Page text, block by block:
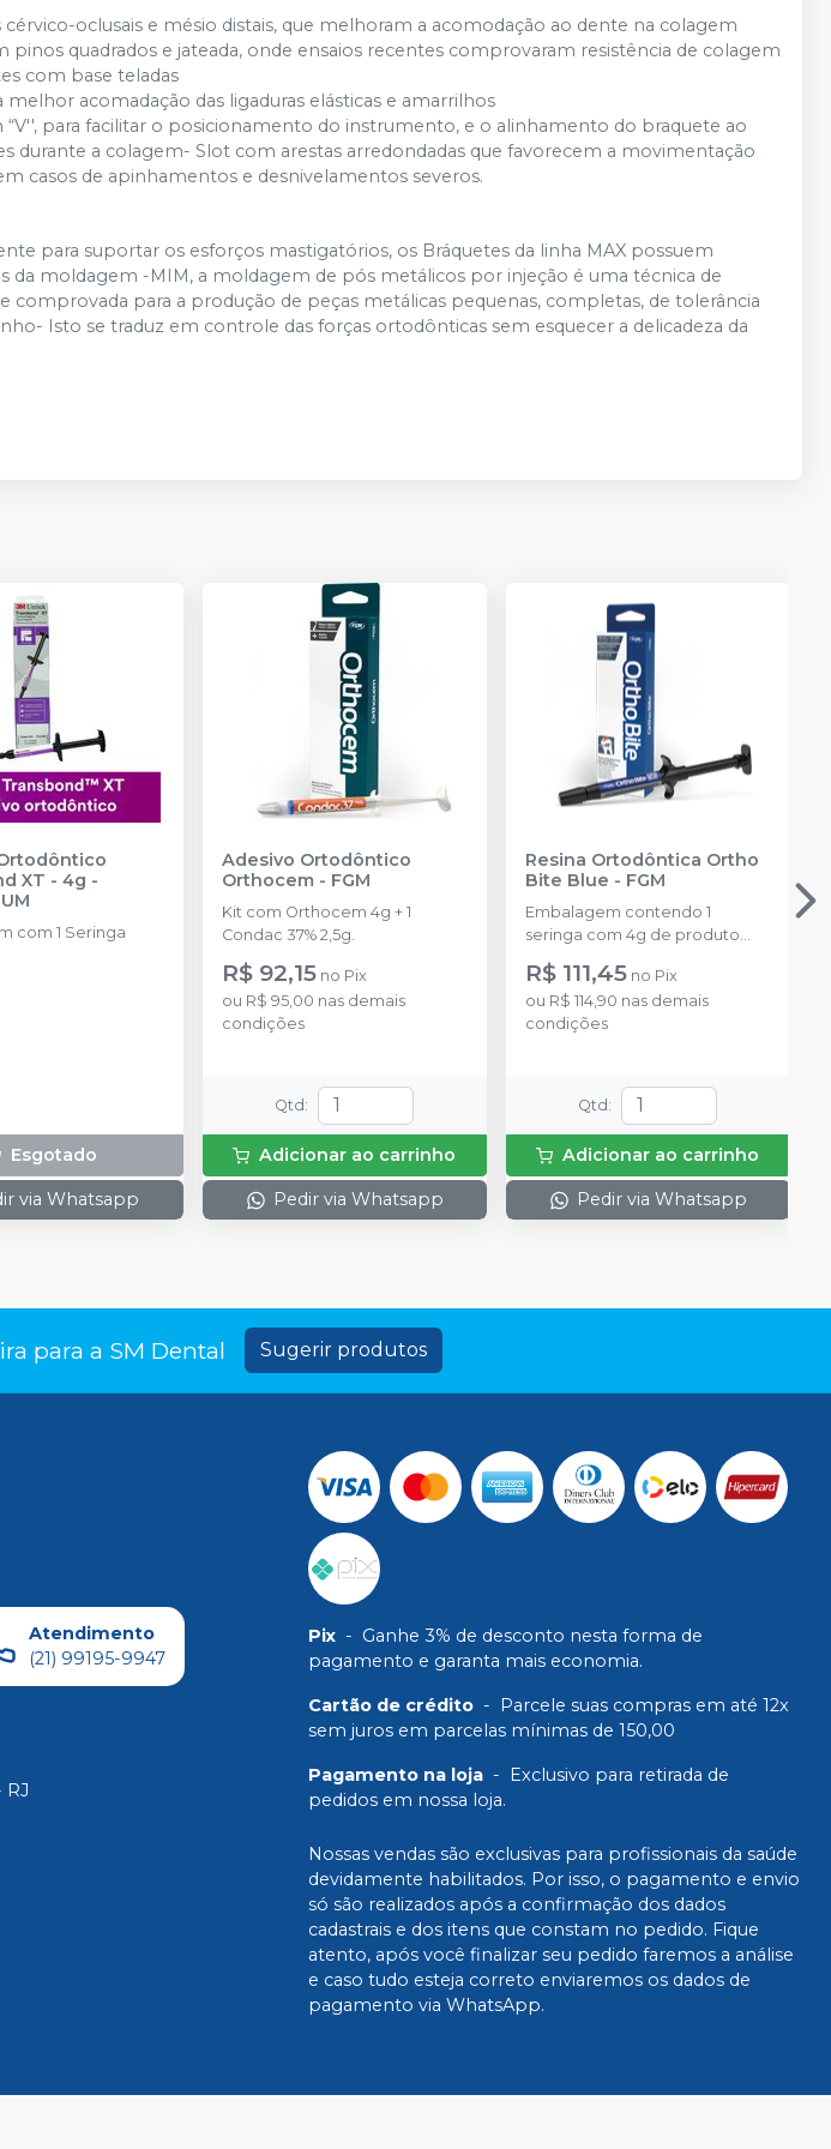
cérvico-oclusais e mésio distais, que melhoram a acomodação ao dente na colagem
pinos quadrados e jateada, onde ensaios recentes comprovaram resistência de colagem
com base teladas
melhor acomadação das ligaduras elásticas e amarrilhos
“V'', para facilitar o posicionamento do instrumento, e o alinhamento do braquete ao
durante a colagem- Slot com arestas arredondadas que favorecem a movimentação
casos de apinhamentos e desnivelamentos severos.
para suportar os esforços mastigatórios, os Bráquetes da linha MAX possuem
da moldagem -MIM, a moldagem de pós metálicos por injeção é uma técnica de
comprovada para a produção de peças metálicas pequenas, completas, de tolerância
Isto se traduz em controle das forças ortodônticas sem esquecer a delicadeza da
XT - 4g -
com 1 Seringa
Esgotado
via Whatsapp
Adesivo Ortodôntico
Orthocem- FGM
Kit com Orthocem 4g + 1
Condac 37% 2,5g.
R$ 92,15 no Pix
ou R$ 95,00 nas demais
condições
Qtd :
Adicionar ao carrinho
Pedir via Whatsapp
Resina Ortodôntica Ortho
Bite Blue - FGM
Embalagem contendo 1
seringa com 4g de produto
R$ 111,45 no Pix
ou R$ 114,90 nas demais
condições
Qtd :
Adicionar ao carrinho
Pedir via Whatsapp
para a SM Dental Sugerir produtos
Atendimento
(21) 99195-9947
RJ
Pix - Ganhe 3% de desconto nesta forma de
pagamento e garanta mais economia.
Cartão de crédito - Parcele suas compras em até 12x
sem juros em parcelas mínimas de 150,00
Pagamento na loja - Exclusivo para retirada de
pedidos em nossa loja.
Nossas vendas são exclusivas para profissionais da saúde
devidamente habilitados. Por isso, o pagamento e envio
só são realizados após a confirmação dos dados
cadastrais e dos itens que constam no pedido. Fique
atento, após você finalizar seu pedido faremos a análise
e caso tudo esteja correto enviaremos os dados de
pagamento via WhatsApp.